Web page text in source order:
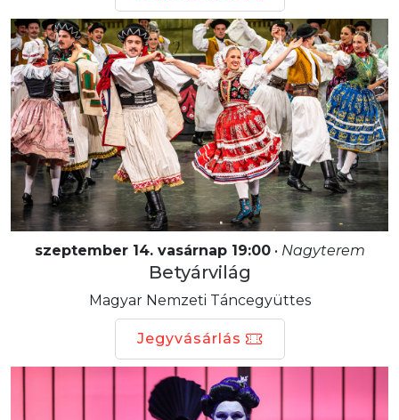
szeptember 14. vasárnap 19:00• Nagyterem
Betyárvilág
Magyar Nemzeti Táncegyüttes
Jegyvásárlás